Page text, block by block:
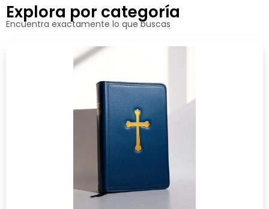
Explora por categoría
Encuentra exactamente lo que buscas